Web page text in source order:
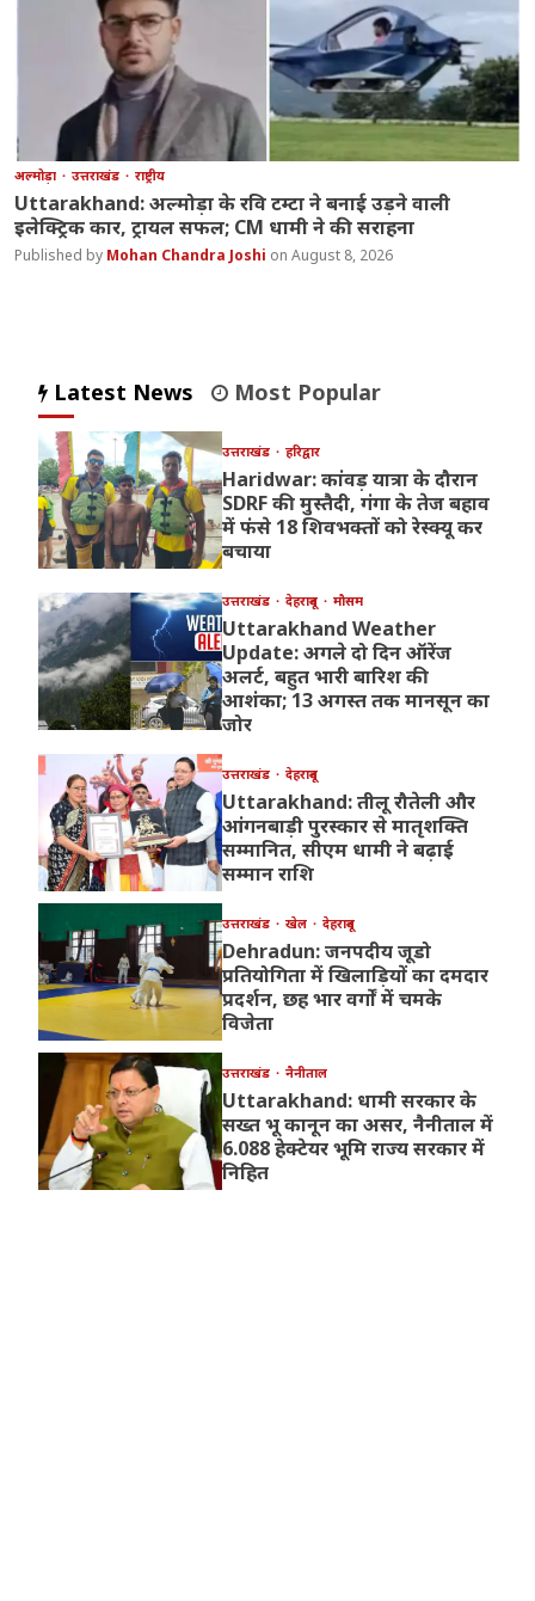
अल्मोड़ा उत्तराखंड राष्ट्रीय
Uttarakhand: अल्मोड़ा के रवि टम्टा ने बनाई उड़ने वाली
इलेक्ट्रिक कार, ट्रायल सफल; CM धामी ने की सराहना
Mohan Chandra Joshi August 8, 2026
Latest News Most Popular
उत्तराखंड हरिद्वार
Haridwar: कांवड़ यात्रा के दौरान
SDRF की मुस्तैदी, गंगा के तेज बहाव
में फंसे 18 शिवभक्तों को रेस्क्यू कर
बचाया
उत्तराखंड देहरादून मौसम
Uttarakhand Weather
Update: अगले दो दिन ऑरेंज
अलर्ट, बहुत भारी बारिश की
आशंका; 13 अगस्त तक मानसून का
जोर
उत्तराखंड देहरादून
Uttarakhand: तीलू रौतेली और
आंगनबाड़ी पुरस्कार से मातृशक्ति
सम्मानित, सीएम धामी ने बढ़ाई
सम्मान राशि
उत्तराखंड खेल देहरादून
Dehradun: जनपदीय जूडो
प्रतियोगिता में खिलाड़ियों का दमदार
प्रदर्शन, छह भार वर्गों में चमके
विजेता
उत्तराखंड नैनीताल
Uttarakhand: धामी सरकार के
सख्त भू कानून का असर, नैनीताल में
6.088 हेक्टेयर भूमि राज्य सरकार में
निहित